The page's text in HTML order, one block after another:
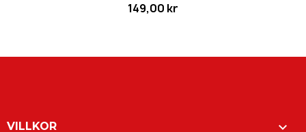
149,00 kr
VILLKOR 